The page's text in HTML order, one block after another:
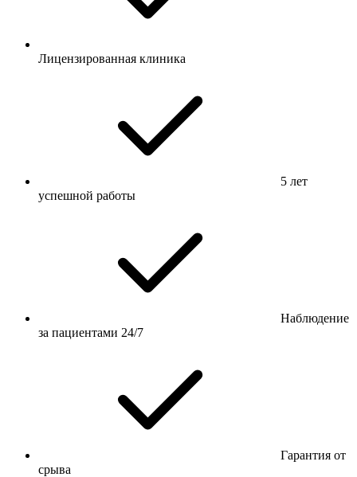
Лицензированная клиника
5 лет
успешной работы
Наблюдение
за пациентами 24/7
Гарантия от
срыва